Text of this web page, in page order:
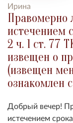
Ирина
Правомерно
истечением
2 ч. 1 ст. 77
извещен о
(извещен
ознакомлен
Добрый вечер!
истечением